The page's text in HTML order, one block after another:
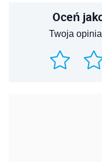
Oceń
Twoja